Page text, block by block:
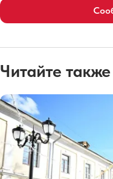
Читайте также